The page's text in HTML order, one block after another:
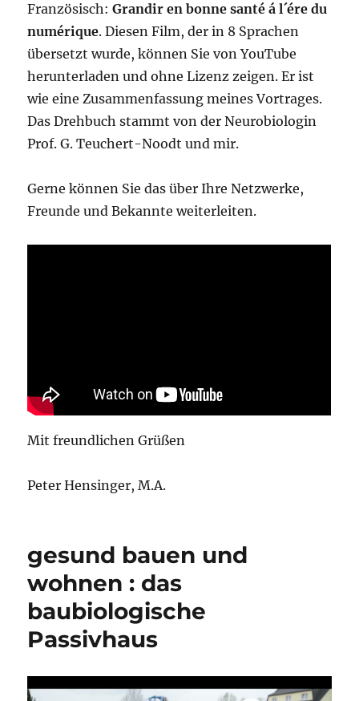
Französisch:Grandir en bonne santé á l´ére du
numérique. Diesen Film, der in 8 Sprachen
übersetzt wurde, können Sie von YouTube
herunterladen und ohne Lizenz zeigen. Er ist
wie eine Zusammenfassung meines Vortrages.
Das Drehbuch stammt von der Neurobiologin
Prof. G. Teuchert-Noodt und mir.
Gerne können Sie das über Ihre Netzwerke,
Freunde und Bekannte weiterleiten.
Mit freundlichen Grüßen
Peter Hensinger, M.A.
gesund bauen und
wohnen : das
baubiologische
Passivhaus